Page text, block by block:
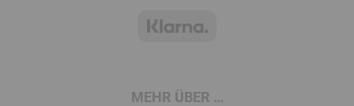
MEHR ÜBER …